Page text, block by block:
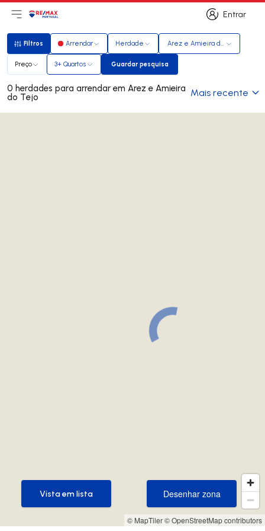
Entrar
Entrar
Abri menu principal
LogoIr para página inicial
Filtros
Filtros Arrendar Herdade Arez e Amieira do Tejo
Preço 3+ Quartos Guardar pesquisa
Guardar pesquisa
0 herdades para arrendar em Arez e Amieira
do Tejo Mais recente
© MapTiler© OpenStreetMap contributors
Desenhar zona
Desenhar zona
Vista em lista
Vista em lista